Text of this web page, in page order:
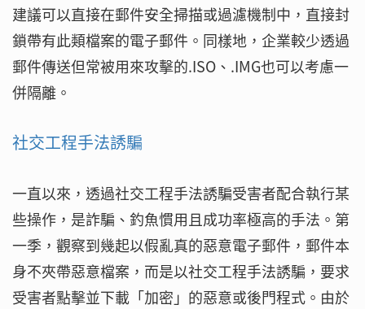
建議可以直接在郵件安全掃描或過濾機制中，直接封
鎖帶有此類檔案的電子郵件。同樣地，企業較少透過
郵件傳送但常被用來攻擊的.ISO、.IMG也可以考慮一
併隔離。
社交工程手法誘騙
一直以來，透過社交工程手法誘騙受害者配合執行某
些操作，是詐騙、釣魚慣用且成功率極高的手法。第
一季，觀察到幾起以假亂真的惡意電子郵件，郵件本
身不夾帶惡意檔案，而是以社交工程手法誘騙，要求
受害者點擊並下載「加密」的惡意或後門程式。由於